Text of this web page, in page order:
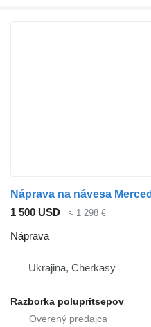
Náprava na návesa
1 500 USD
≈ 1 298 €
Náprava
Ukrajina, Cherkasy
Razborka polupritsepov